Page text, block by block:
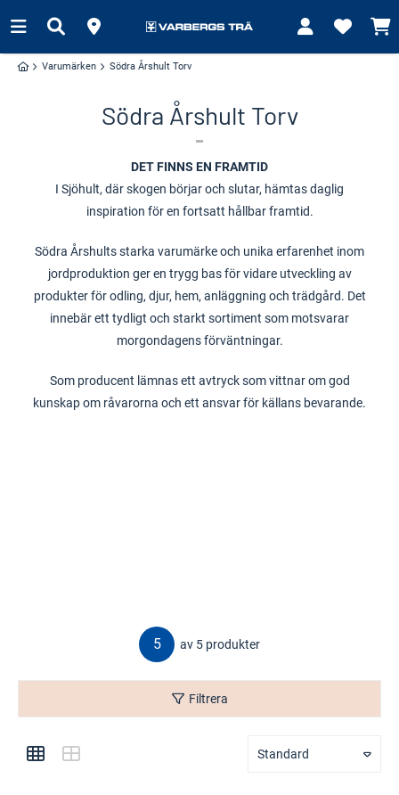
Varumärken Södra Årshult Torv
Södra Årshult Torv
DET FINNS EN FRAMTID
I Sjöhult, där skogen börjar och slutar, hämtas daglig
inspiration för en fortsatt hållbar framtid.
Södra Årshults starka varumärke och unika erfarenhet inom
jordproduktion ger en trygg bas för vidare utveckling av
produkter för odling, djur, hem, anläggning och trädgård. Det
innebär ett tydligt och starkt sortiment som motsvarar
morgondagens förväntningar.
Som producent lämnas ett avtryck som vittnar om god
kunskap om råvarorna och ett ansvar för källans bevarande.
5 av 5 produkter
Filtrera
Standard